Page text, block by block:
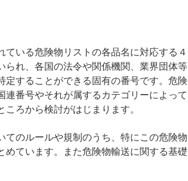
いる危険物リストの各品名に対応する４
られ、各国の法令や関係機関、業界団体等
することができる固有の番号です。危険
番号やそれが属するカテゴリーによって
ろから検討がはじまります。
てのルールや規制のうち、特にこの危険物
めています。また危険物輸送に関する基礎